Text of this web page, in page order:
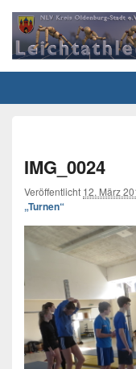
NLV-Kreis Oldenburg-Stadt
IMG_0024
Veröffentlicht 12. März
„Turnen“